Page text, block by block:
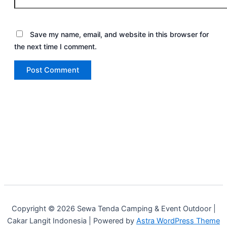
Save my name, email, and website in this browser for
the next time I comment.
Copyright © 2026 Sewa Tenda Camping & Event Outdoor |
Cakar Langit Indonesia | Powered by Astra WordPress Theme